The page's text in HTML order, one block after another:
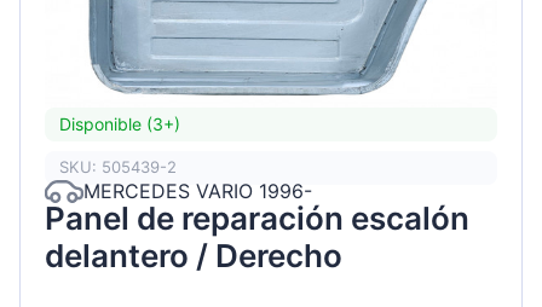
Disponible (3+)
SKU: 505439-2
MERCEDES VARIO 1996-
Panel de reparación escalón
delantero / Derecho